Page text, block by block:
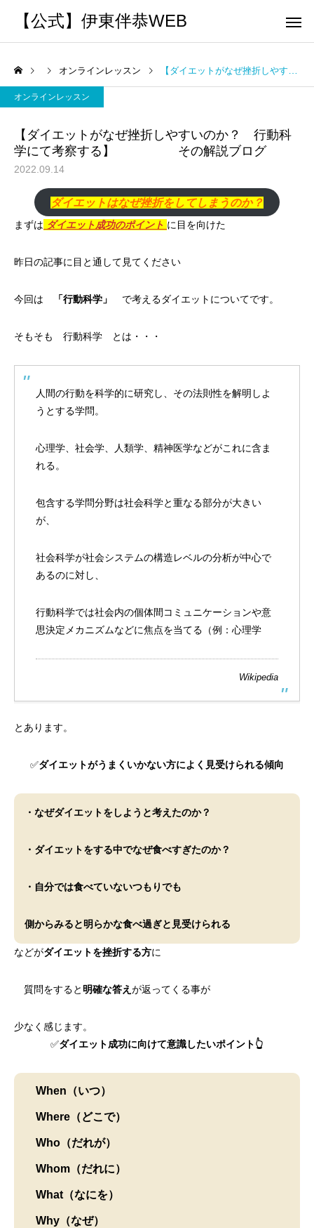
【公式】伊東伴恭WEB
ング
キックボクシングで本当に
痩せますか？｜元日本王者
ング
パーソナルトレーナー
び方｜失敗しない7つの
オンラインレッスン 【ダイエットがなぜ挫折しやすいのか？ 行動科学にて考察する】 その解説ブログ
オンラインレッスン
【ダイエットがなぜ挫折しやすいのか？ 行動科
学にて考察する】 その解説ブログ
2022.09.14
ダイエットはなぜ挫折をしてしまうのか？
まずは ダイエット成功のポイント に目を向けた
昨日の記事に目と通して見てください
今回は 「行動科学」 で考えるダイエットについてです。
そもそも 行動科学 とは・・・
人間の行動を科学的に研究し、その法則性を解明しよ
うとする学問 。
心理学 社会学 人類学 精神医学などがこれに含ま
れる。
包含する学問分野は社会科学と重なる部分が大きい
が、
社会科学が社会システムの構造レベルの分析が中心で
あるのに対し、
行動科学では社会内の個体間 コミュニケーションや意
思決定 メカニズムなどに焦点を当てる（例：心理学
Wikipedia
とあります。
✅ダイエットがうまくいかない方によく見受けられる傾向
・なぜダイエットをしようと考えたのか？
・ダイエットをする中でなぜ食べすぎたのか？
・自分では食べていないつもりでも
側からみると明らかな食べ過ぎと見受けられる
などがダイエットを挫折する方に
質問をすると 明確な答え が返ってくる事が
少なく感じます。
✅ダイエット成功に向けて意識したいポイント👆
When（いつ）
Where（どこで）
Who（だれが）
Whom（だれに）
What（なにを）
Why（なぜ）